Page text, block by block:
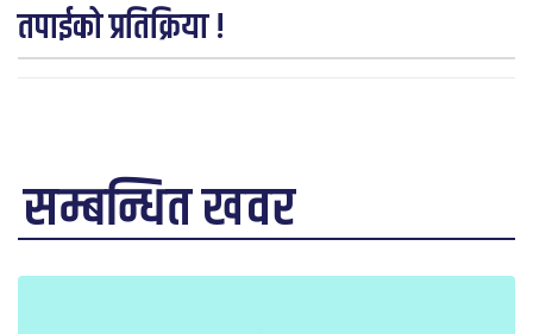
तपाईको प्रतिक्रिया !
सम्बन्धित खवर